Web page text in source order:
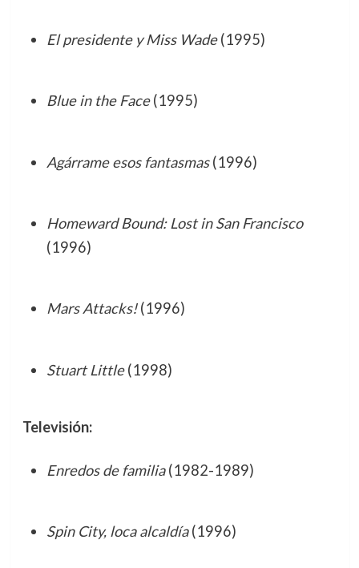
El presidente y Miss Wade(1995)
Blue in the Face(1995)
Agárrame esos fantasmas(1996)
Homeward Bound: Lost in San Francisco
(1996)
Mars Attacks!(1996)
Stuart Little(1998)
Televisión:
Enredos de familia(1982-1989)
Spin City, loca alcaldía(1996)